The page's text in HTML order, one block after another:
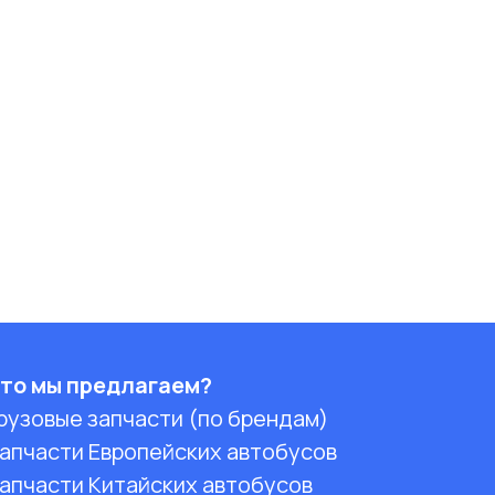
мы предлагаем?
запчасти (по брендам)
Европейских автобусов
Китайских автобусов